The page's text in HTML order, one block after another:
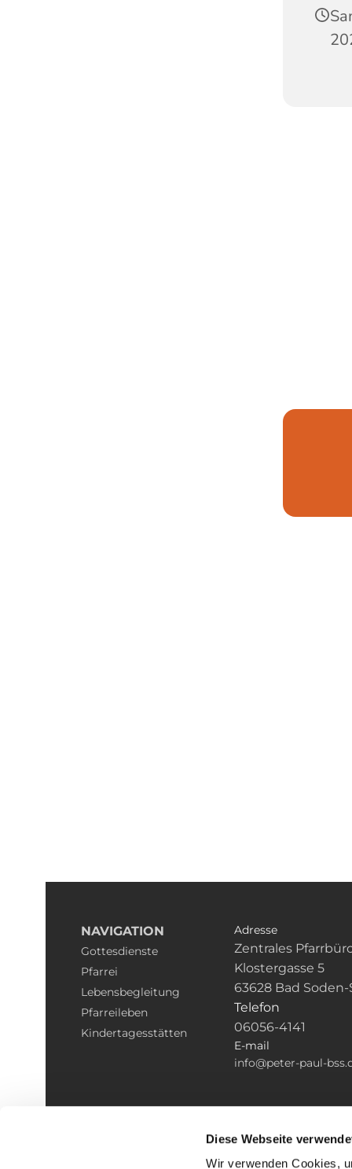
Diese Webseite
Wir verwenden Cookies,
NAVIGATION
Gottesdienste
Pfarrei
Lebensbegleitung
Pfarreileben
Kindertagesstätten
Adresse
Zentrales
Klostergasse 5
63628 Bad
Telefon
06056-4141
E-mail
info@peter-paul-